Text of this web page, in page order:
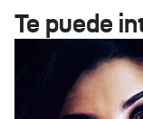
Te puede